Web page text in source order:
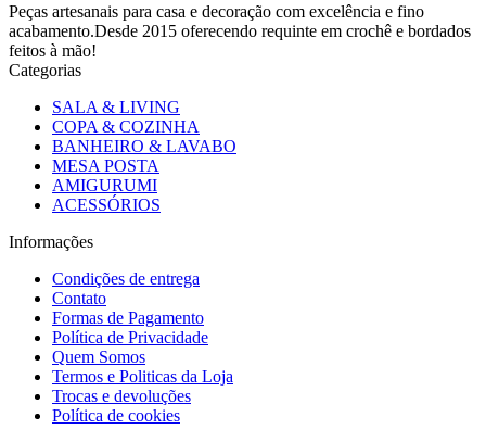
Peças artesanais para casa e decoração com excelência e fino
acabamento.Desde 2015 oferecendo requinte em crochê e bordados
feitos à mão!
Categorias
SALA & LIVING
COPA & COZINHA
BANHEIRO & LAVABO
MESA POSTA
AMIGURUMI
ACESSÓRIOS
Informações
Condições de entrega
Contato
Formas de Pagamento
Política de Privacidade
Quem Somos
Termos e Politicas da Loja
Trocas e devoluções
Política de cookies